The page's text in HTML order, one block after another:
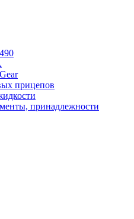
прицепов
принадлежности